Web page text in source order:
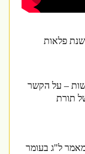
פלאות
– על הקשר
תורת
ל"ג בעומר